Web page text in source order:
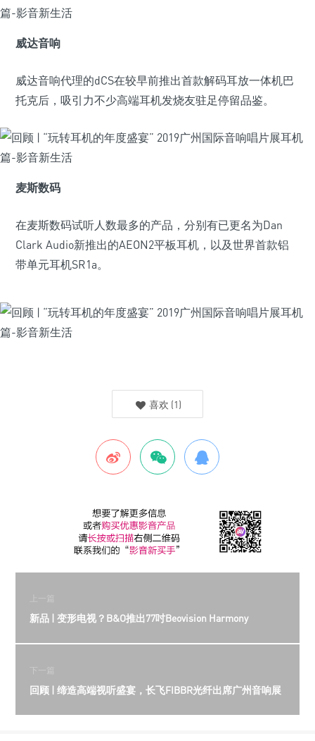
威达音响
威达音响代理的dCS在较早前推出首款解码耳放一体机巴
托克后，吸引力不少高端耳机发烧友驻足停留品鉴。
麦斯数码
在麦斯数码试听人数最多的产品，分别有已更名为Dan
Clark Audio新推出的AEON2平板耳机，以及世界首款铝
带单元耳机SR1a。
喜欢 (1)
上一篇
新品 | 变形电视？B&O推出77吋Beovision Harmony
下一篇
回顾 | 缔造高端视听盛宴，长飞FIBBR光纤出席广州音响展